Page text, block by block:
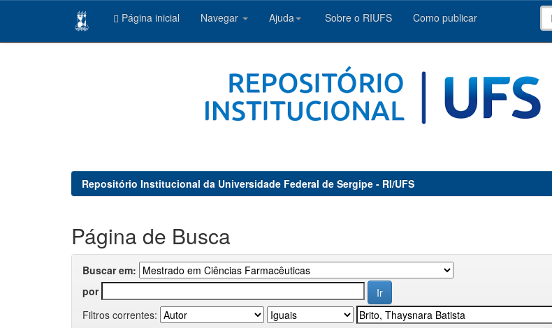
Página inicial Navegar Ajuda Sobre o RIUFS Como publicar
Repositório Institucional da Universidade Federal de Sergipe - RI/UFS
Página de Busca
Buscar em:
por
Filtros correntes: